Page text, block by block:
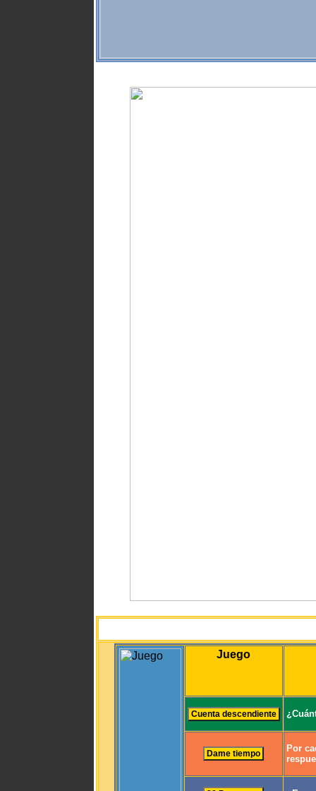
Juego
Por